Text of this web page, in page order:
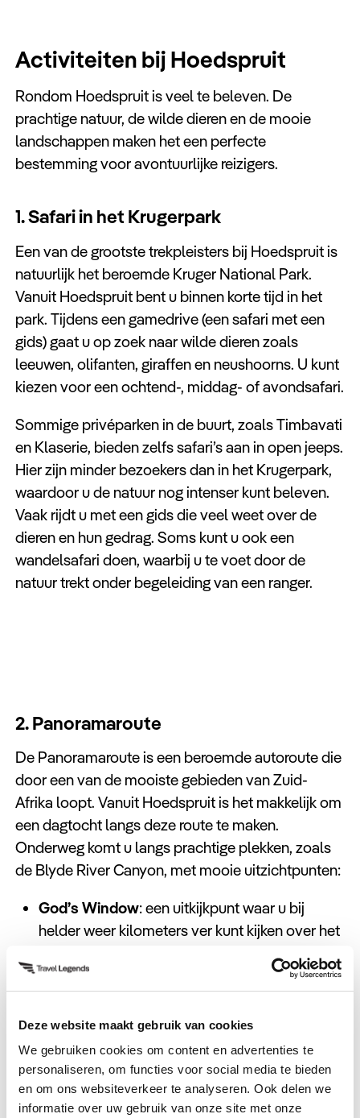
Deze website maakt gebruik van cookies
We gebruiken cookies om content en advertenties te
personaliseren, om functies voor social media te bieden
en om ons websiteverkeer te analyseren. Ook delen we
informatie over uw gebruik van onze site met onze
Activiteiten bij Hoedspruit
Rondom Hoedspruit is veel te beleven. De
prachtige natuur, de wilde dieren en de mooie
landschappen maken het een perfecte
bestemming voor avontuurlijke reizigers.
1. Safari in het Krugerpark
Een van de grootste trekpleisters bij Hoedspruit is
natuurlijk het beroemde Kruger National Park.
Vanuit Hoedspruit bent u binnen korte tijd in het
park. Tijdens een gamedrive (een safari met een
gids) gaat u op zoek naar wilde dieren zoals
leeuwen, olifanten, giraffen en neushoorns. U kunt
kiezen voor een ochtend-, middag- of avondsafari.
Sommige privéparken in de buurt, zoals Timbavati
en Klaserie, bieden zelfs safari’s aan in open jeeps.
Hier zijn minder bezoekers dan in het Krugerpark,
waardoor u de natuur nog intenser kunt beleven.
Vaak rijdt u met een gids die veel weet over de
dieren en hun gedrag. Soms kunt u ook een
wandelsafari doen, waarbij u te voet door de
natuur trekt onder begeleiding van een ranger.
2. Panoramaroute
De Panoramaroute is een beroemde autoroute die
door een van de mooiste gebieden van Zuid-
Afrika loopt. Vanuit Hoedspruit is het makkelijk om
een dagtocht langs deze route te maken.
Onderweg komt u langs prachtige plekken, zoals
de Blyde River Canyon, met mooie uitzichtpunten:
God’s Window: een uitkijkpunt waar u bij
helder weer kilometers ver kunt kijken over het
Bourke’s Luck Potholes
: bijzondere ronde
stromende water.
Lisbon Falls en Berlin Falls: indrukwekkende
watervallen die prachtig zijn om te
fotograferen.